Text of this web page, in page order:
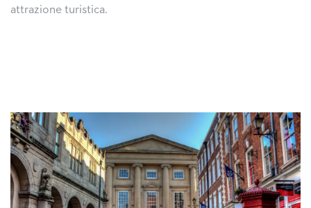
attrazione turistica.